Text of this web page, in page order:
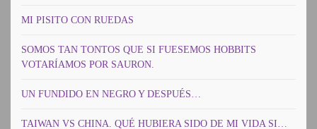
MI PISITO CON RUEDAS
SOMOS TAN TONTOS QUE SI FUESEMOS HOBBITS
VOTARÍAMOS POR SAURON.
UN FUNDIDO EN NEGRO Y DESPUÉS…
TAIWAN VS CHINA. QUÉ HUBIERA SIDO DE MI VIDA SI…